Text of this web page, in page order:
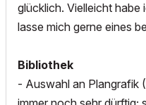
glücklich. Vielleicht habe
lasse mich gerne eines
Bibliothek
- Auswahl an Plangrafik